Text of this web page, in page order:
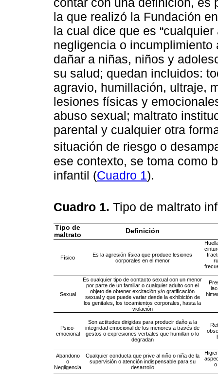
la que realizó la Fundación
la cual dice que es
negligencia o
dañar a niñas, niños y
su salud; quedan incluidos:
agravio, humillación, ultraje,
lesiones físicas y
abuso sexual; maltrato
parental y cualquier otra
situación de riesgo o
ese contexto, se toma como
infantil (Cuadro 1).
Cuadro 1. Tipo de maltrato
Tipo de
maltrato
Definición
Físico
Es la agresión física que produce lesiones
corporales en el menor
Sexual
Es cualquier tipo de contacto sexual con un menor
por parte de un familiar o cualquier adulto con el
objeto de obtener excitación y/o gratificación
sexual y que puede variar desde la exhibición de
los genitales, los tocamientos corporales, hasta la
violación
Psico-
emocional
Son actitudes dirigidas para producir daño a la
integridad emocional de los menores a través de
gestos o expresiones verbales que humillan o lo
degradan
Abandono
o
Negligencia
Cualquier conducta que prive al niño o niña de la
supervisión o atención indispensable para su
desarrollo
o